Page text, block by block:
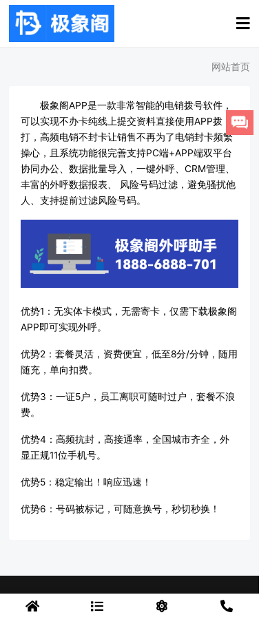
网站首页
极象阁APP是一款非常智能的电销拨号软件，
可以实现不办卡纯线上提交资料直接使用APP拨
打，高频电销不封卡让销售不再为了电销封卡频繁
操心，且系统功能很完善支持PC端+APP端双平台
协同办公、数据批量导入，一键外呼、CRM管理、
丰富的外呼数据报表、 风险号码过滤，避免骚扰他
人、支持提前过滤风险号码。
优势1：无实体卡模式，无需寄卡，仅需下载极象阁
APP即可实现外呼。
优势2：套餐灵活，资费便宜，低至8分/分钟，随用
随充，单向扣费。
优势3：一证5户，员工离职可随时过户，套餐不浪
费。
优势4：高频抗封，高接通率，全国城市齐全，外
显正规11位手机号。
优势5：稳定输出！响应迅速！
优势6：号码被标记，可随意换号，秒切秒换！